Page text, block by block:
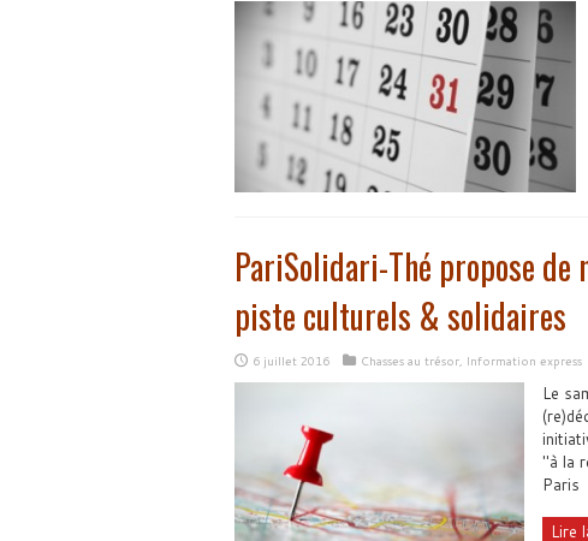
PariSolidari-Thé propose de
piste culturels & solidaires
6 juillet 2016 Chasses au trésor, Information express
Le
"à la
Paris
Lire